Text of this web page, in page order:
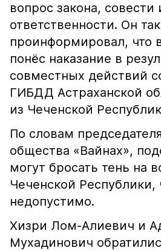
вопрос закона, совести
ответственности. Он
проинформировал, что
понёс наказание в
совместных действий
ГИБДД Астраханской
из Чеченской
По словам
общества «Вайнах»,
могут бросать тень на
Чеченской Республики,
недопустимо.
Хизри Лом-Алиевич и
Мухадинович